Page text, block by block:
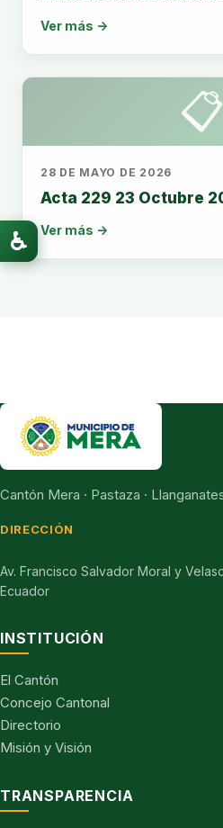
Ver más →
📋
28 DE MAYO DE 2026
Acta 229 23 Octubre
Ver más →
Cantón Mera · Pastaza ·
DIRECCIÓN
Av. Francisco Salvador Moral y
Ecuador
INSTITUCIÓN
El Cantón
Concejo Cantonal
Directorio
Misión y Visión
TRANSPARENCIA
♿